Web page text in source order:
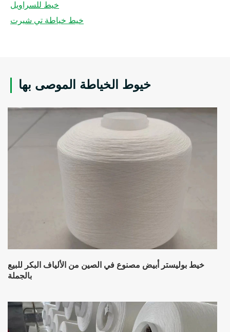
خيط للسراويل
خيط خياطة تي شيرت
خيوط الخياطة الموصى بها
خيط بوليستر أبيض مصنوع في الصين من الألياف البكر للبيع
بالجملة